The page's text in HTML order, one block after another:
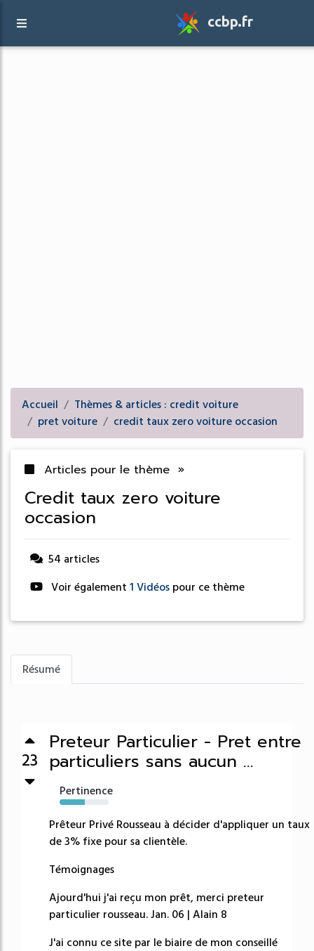
ccbp.fr
Accueil
Thèmes & articles : credit voiture
pret voiture
credit taux zero voiture occasion
Articles pour le thème »
credit taux zero voiture
occasion
54 articles
Voir également 1 Vidéos pour ce thème
Résumé
23
Preteur Particulier - Pret entre
particuliers sans aucun ...
Pertinence
52%
Prêteur Privé Rousseau à décider d'appliquer un taux
de 3% fixe pour sa clientèle.
Témoignages
Ajourd'hui j'ai reçu mon prêt, merci preteur
particulier rousseau. Jan. 06 | Alain 8
J'ai connu ce site par le biaire de mon conseillé